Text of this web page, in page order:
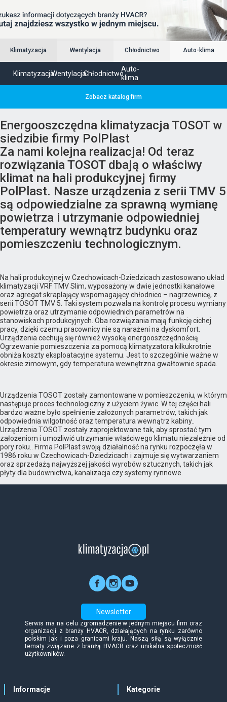
Klimatyzacja Wentylacja Chłodnictwo Auto-klima
KlimatyzacjaWentylacjaChłodnictwo
Auto-
klima
Zobacz katalog firm
Energooszczędna klimatyzacja TOSOT w
siedzibie firmy PolPlast
Za nami kolejna realizacja! Od teraz
rozwiązania TOSOT dbają o właściwy
klimat na hali produkcyjnej firmy
PolPlast. Nasze urządzenia z serii TMV 5
są odpowiedzialne za sprawną wymianę
powietrza i utrzymanie odpowiedniej
temperatury wewnątrz budynku oraz
pomieszczeniu technologicznym.
Na hali produkcyjnej w Czechowicach-Dziedzicach zastosowano układ
klimatyzacji VRF TMV Slim, wyposażony w dwie jednostki kanałowe
oraz agregat skraplający wspomagający chłodnico – nagrzewnicę, z
serii TOSOT TMV 5. Taki system pozwala na kontrolę procesu wymiany
powietrza oraz utrzymanie odpowiednich parametrów na
stanowiskach produkcyjnych. Oba rozwiązania mają funkcję cichej
pracy, dzięki czemu pracownicy nie są narażeni na dyskomfort.
Urządzenia cechują się również wysoką energooszczędnością.
Ogrzewanie pomieszczenia za pomocą klimatyzatora kilkukrotnie
obniża koszty eksploatacyjne systemu. Jest to szczególnie ważne w
okresie zimowym, gdy temperatura wewnętrzna gwałtownie spada.
Urządzenia TOSOT zostały zamontowane w pomieszczeniu, w którym
następuje proces technologiczny z użyciem żywic. W tej części hali
bardzo ważne było spełnienie założonych parametrów, takich jak
odpowiednia wilgotność oraz temperatura wewnątrz kabiny..
Urządzenia TOSOT zostały zaprojektowane tak, aby sprostać tym
założeniom i umożliwić utrzymanie właściwego klimatu niezależnie od
pory roku.. Firma PolPlast swoją działalność na rynku rozpoczęła w
1986 roku w Czechowicach-Dziedzicach i zajmuje się wytwarzaniem
oraz sprzedażą najwyższej jakości wyrobów sztucznych, takich jak
płyty dla budownictwa, kanalizacja czy systemy rynnowe.
Newsletter
Serwis ma na celu zgromadzenie w jednym miejscu firm oraz
organizacji z branży HVACR, działających na rynku zarówno
polskim jak i poza granicami kraju. Naszą siłą są wyłącznie
tematy związane z branżą HVACR oraz unikalna społeczność
użytkowników.
Informacje Kategorie